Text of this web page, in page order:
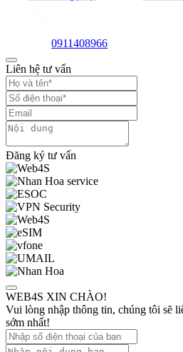
0911408966
Liên hệ tư vấn
Đăng ký tư vấn
WEB4S XIN CHÀO!
Vui lòng nhập thông tin, chúng tôi sẽ
sớm nhất!